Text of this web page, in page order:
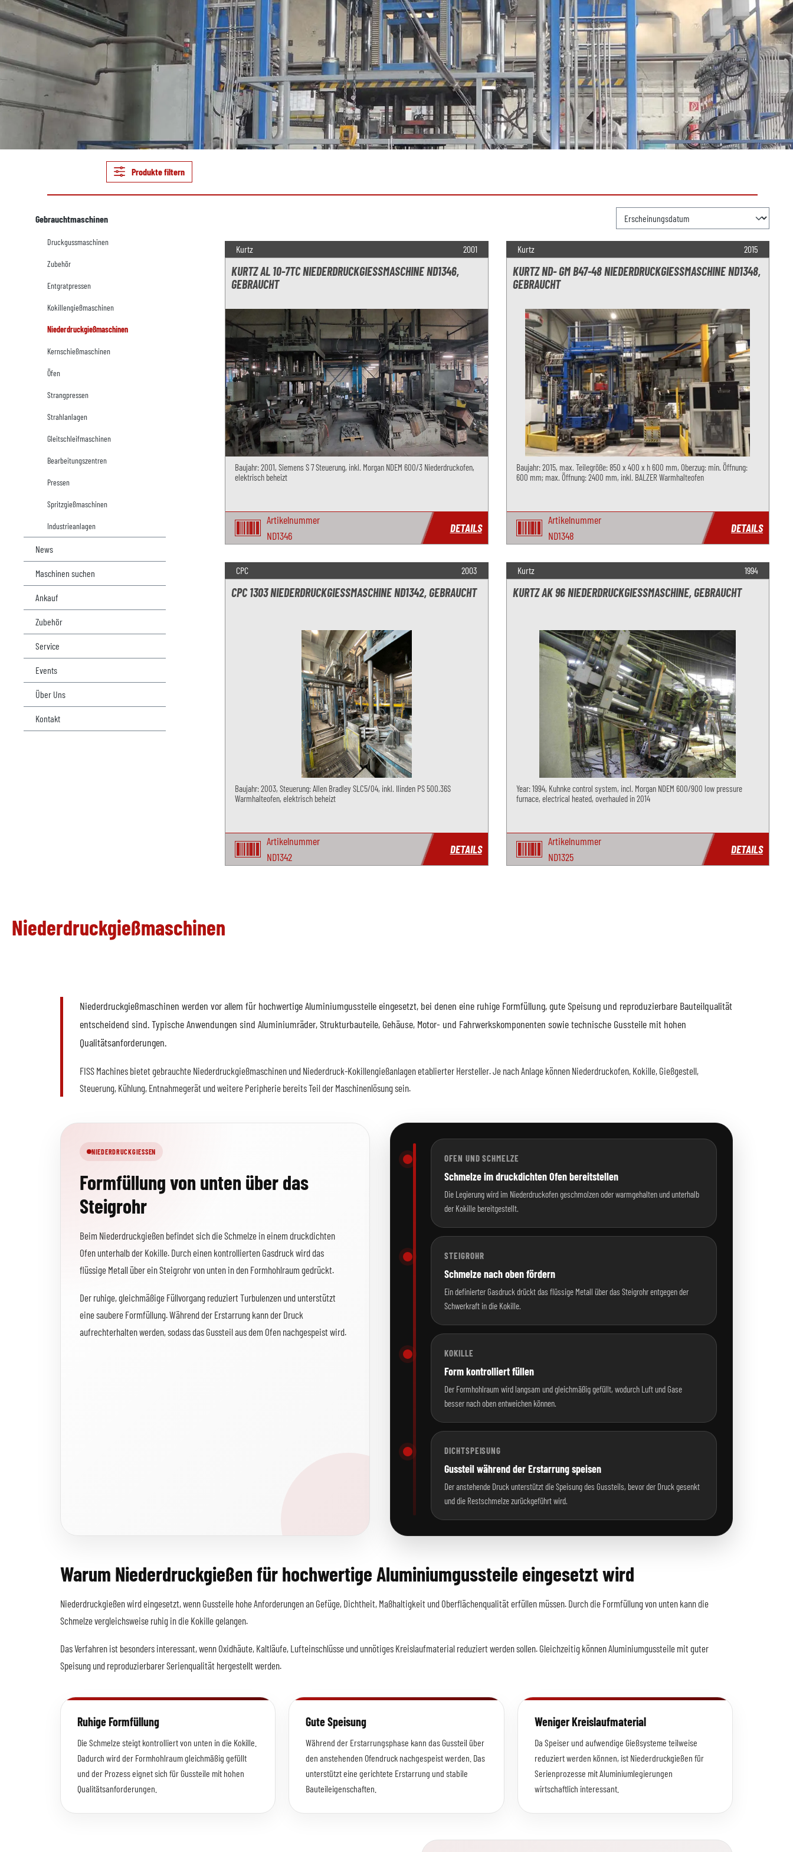
Produkte filtern
Gebrauchtmaschinen
Druckgussmaschinen
Zubehör
Entgratpressen
Kokillengießmaschinen
Niederdruckgießmaschinen
Kernschießmaschinen
Öfen
Strangpressen
Strahlanlagen
Gleitschleifmaschinen
Bearbeitungszentren
Pressen
Spritzgießmaschinen
Industrieanlagen
News
Maschinen suchen
Ankauf
Zubehör
Service
Events
Über Uns
Kontakt
Kurtz 2001
KURTZ AL 10-7TC NIEDERDRUCKGIESSMASCHINE ND1346, G
EBRAUCHT
Baujahr: 2001, Siemens S 7 Steuerung, inkl. Morgan NDEM 600/3 Niederdruckofen,
elektrisch beheizt
Artikelnummer
ND1346
DETAILS
Kurtz 2015
KURTZ ND- GM B47-48 NIEDERDRUCKGIESSMASCHINE ND1348, G
EBRAUCHT
Baujahr: 2015, max. Teilegröße: 850 x 400 x h 600 mm, Oberzug: min. Öffnung:
600 mm; max. Öffnung: 2400 mm, inkl. BALZER Warmhalteofen
Artikelnummer
ND1348
DETAILS
CPC 2003
CPC 1303 NIEDERDRUCKGIESSMASCHINE ND1342, GEBRAUCHT
Baujahr: 2003, Steuerung: Allen Bradley SLC5/04, inkl. Ilinden PS 500.36S
Warmhalteofen, elektrisch beheizt
Artikelnummer
ND1342
DETAILS
Kurtz 1994
KURTZ AK 96 NIEDERDRUCKGIESSMASCHINE, GEBRAUCHT
Year: 1994, Kuhnke control system, incl. Morgan NDEM 600/900 low pressure
furnace, electrical heated, overhauled in 2014
Artikelnummer
ND1325
DETAILS
Niederdruckgießmaschinen
Niederdruckgießmaschinen werden vor allem für hochwertige Aluminiumgussteile eingesetzt, bei denen eine ruhige Formfüllung, gute Speisung und reproduzierbare Bauteilqualität
entscheidend sind. Typische Anwendungen sind Aluminiumräder, Strukturbauteile, Gehäuse, Motor- und Fahrwerkskomponenten sowie technische Gussteile mit hohen
Qualitätsanforderungen.
FISS Machines bietet gebrauchte Niederdruckgießmaschinen und Niederdruck-Kokillengießanlagen etablierter Hersteller. Je nach Anlage können Niederdruckofen, Kokille, Gießgestell,
Steuerung, Kühlung, Entnahmegerät und weitere Peripherie bereits Teil der Maschinenlösung sein.
NIEDERDRUCKGIESSEN
Formfüllung von unten über das
Steigrohr
Beim Niederdruckgießen befindet sich die Schmelze in einem druckdichten
Ofen unterhalb der Kokille. Durch einen kontrollierten Gasdruck wird das
flüssige Metall über ein Steigrohr von unten in den Formhohlraum gedrückt.
Der ruhige, gleichmäßige Füllvorgang reduziert Turbulenzen und unterstützt
eine saubere Formfüllung. Während der Erstarrung kann der Druck
aufrechterhalten werden, sodass das Gussteil aus dem Ofen nachgespeist wird.
OFEN UND SCHMELZE
Schmelze im druckdichten Ofen bereitstellen
Die Legierung wird im Niederdruckofen geschmolzen oder warmgehalten und unterhalb
der Kokille bereitgestellt.
STEIGROHR
Schmelze nach oben fördern
Ein definierter Gasdruck drückt das flüssige Metall über das Steigrohr entgegen der
Schwerkraft in die Kokille.
KOKILLE
Form kontrolliert füllen
Der Formhohlraum wird langsam und gleichmäßig gefüllt, wodurch Luft und Gase
besser nach oben entweichen können.
DICHTSPEISUNG
Gussteil während der Erstarrung speisen
Der anstehende Druck unterstützt die Speisung des Gussteils, bevor der Druck gesenkt
und die Restschmelze zurückgeführt wird.
Warum Niederdruckgießen für hochwertige Aluminiumgussteile eingesetzt wird
Niederdruckgießen wird eingesetzt, wenn Gussteile hohe Anforderungen an Gefüge, Dichtheit, Maßhaltigkeit und Oberflächenqualität erfüllen müssen. Durch die Formfüllung von unten kann die
Schmelze vergleichsweise ruhig in die Kokille gelangen.
Das Verfahren ist besonders interessant, wenn Oxidhäute, Kaltläufe, Lufteinschlüsse und unnötiges Kreislaufmaterial reduziert werden sollen. Gleichzeitig können Aluminiumgussteile mit guter
Speisung und reproduzierbarer Serienqualität hergestellt werden.
Ruhige Formfüllung
Die Schmelze steigt kontrolliert von unten in die Kokille.
Dadurch wird der Formhohlraum gleichmäßig gefüllt
und der Prozess eignet sich für Gussteile mit hohen
Qualitätsanforderungen.
Gute Speisung
Während der Erstarrungsphase kann das Gussteil über
den anstehenden Ofendruck nachgespeist werden. Das
unterstützt eine gerichtete Erstarrung und stabile
Bauteileigenschaften.
Weniger Kreislaufmaterial
Da Speiser und aufwendige Gießsysteme teilweise
reduziert werden können, ist Niederdruckgießen für
Serienprozesse mit Aluminiumlegierungen
wirtschaftlich interessant.